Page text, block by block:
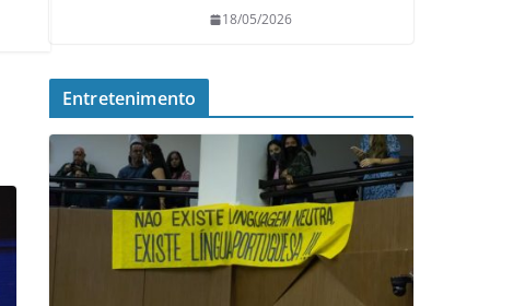
18/05/2026
Entretenimento